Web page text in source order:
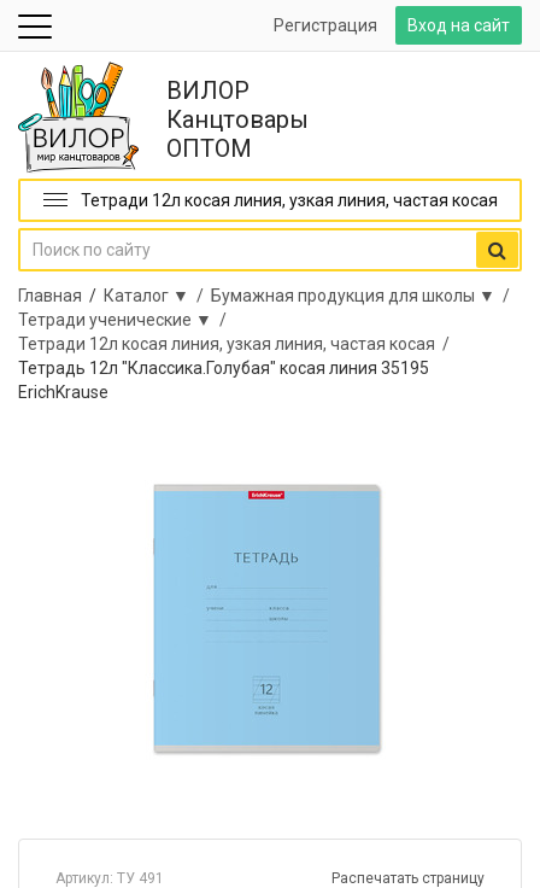
Вход на сайт
Регистрация
ВИЛОР
Канцтовары
ОПТОМ
Тетради 12л косая линия, узкая линия, частая косая
Главная / Каталог ▼ / Бумажная продукция для школы ▼ /
Тетради ученические ▼ /
Тетради 12л косая линия, узкая линия, частая косая /
Тетрадь 12л "Классика.Голубая" косая линия 35195
ErichKrause
Распечатать страницу
Артикул: ТУ 491